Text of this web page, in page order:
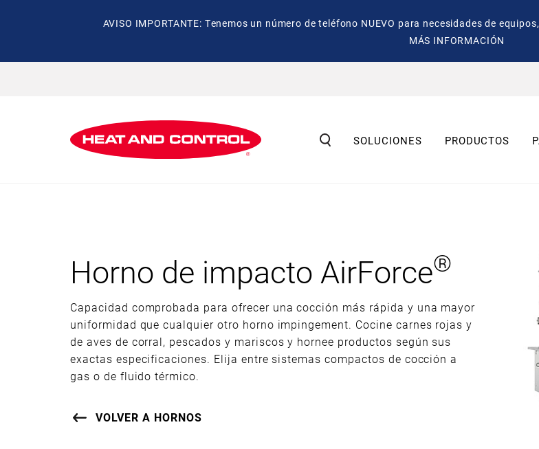
AVISO IMPORTANTE: Tenemos un número de teléfono NUEVO para necesidades de
MÁS INFORMACIÓN
SOLUCIONES PRODUCTOS
Horno de impacto AirForce®
Capacidad comprobada para ofrecer una cocción más rápida y una mayor
uniformidad que cualquier otro horno impingement. Cocine carnes rojas y
de aves de corral, pescados y mariscos y hornee productos según sus
exactas especificaciones. Elija entre sistemas compactos de cocción a
gas o de fluido térmico.
VOLVER A HORNOS